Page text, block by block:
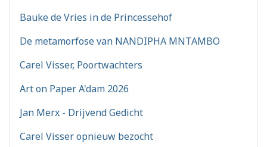
Bauke de Vries in de Princessehof
De metamorfose van NANDIPHA MNTAMBO
Carel Visser, Poortwachters
Art on Paper A'dam 2026
Jan Merx - Drijvend Gedicht
Carel Visser opnieuw bezocht